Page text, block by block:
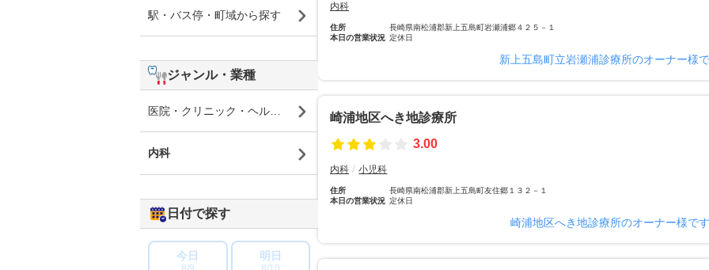
内科
住所
長崎県南松浦郡新上五島町岩瀬浦郷４２５－１
本日の営業状況 定休日
新上五島町立岩瀬浦診療所のオーナー様
崎浦地区へき地診療所
3.00
内科 小児科
住所
長崎県南松浦郡新上五島町友住郷１３２－１
本日の営業状況 定休日
崎浦地区へき地診療所のオーナー様で
駅・バス停・町域から探す
ジャンル・業種
医院・クリニック・ヘルスケア
内科
日付で探す
今日 明日